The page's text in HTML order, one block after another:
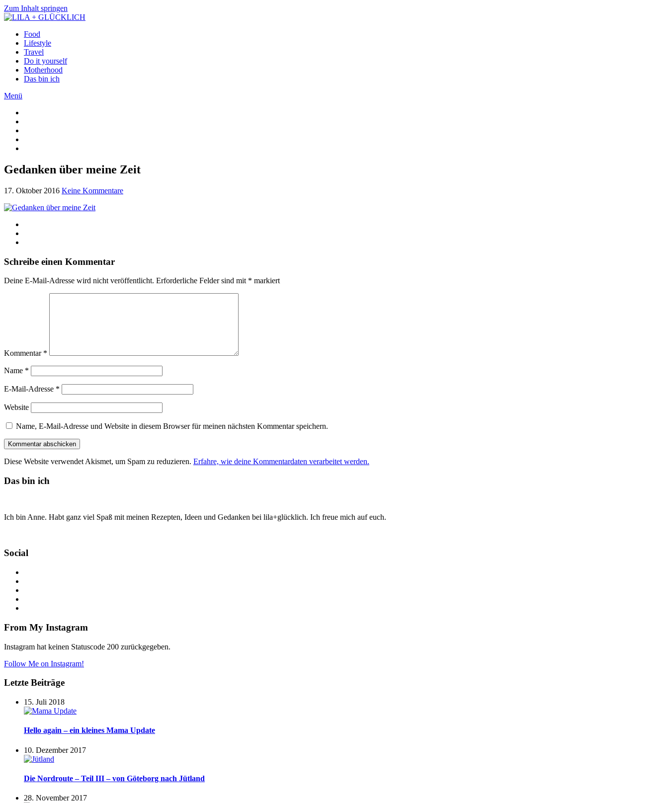
Zum Inhalt springen
Food
Lifestyle
Travel
Do it yourself
Motherhood
Das bin ich
Menü
Gedanken über meine Zeit
17. Oktober 2016 Keine Kommentare
Schreibe einen Kommentar
Deine E-Mail-Adresse wird nicht veröffentlicht. Erforderliche Felder sind mit * markiert
Kommentar *
Name *
E-Mail-Adresse *
Website
Name, E-Mail-Adresse und Website in diesem Browser für meinen nächsten Kommentar speichern.
Diese Website verwendet Akismet, um Spam zu reduzieren. Erfahre, wie deine Kommentardaten verarbeitet werden.
Das bin ich
Ich bin Anne. Habt ganz viel Spaß mit meinen Rezepten, Ideen und Gedanken bei lila+glücklich. Ich freue mich auf euch.
Social
From My Instagram
Instagram hat keinen Statuscode 200 zurückgegeben.
Follow Me on Instagram!
Letzte Beiträge
15. Juli 2018
Hello again – ein kleines Mama Update
10. Dezember 2017
Die Nordroute – Teil III – von Göteborg nach Jütland
28. November 2017